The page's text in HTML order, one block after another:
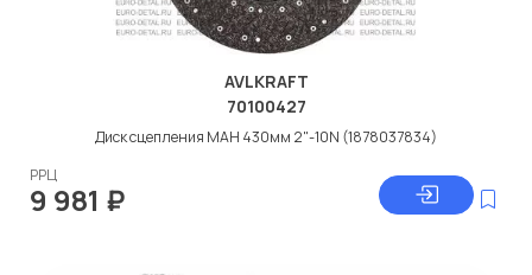
AVLKRAFT
70100427
Диск сцепления МАН 430мм 2"-10N (1878037834)
РРЦ
9 981 ₽